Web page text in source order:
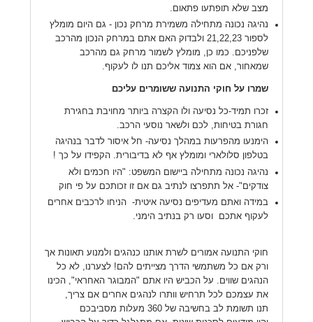
מצב שלא תופתעו פתאום.
נהיגה נכונה מתחילה משמירת מרחק נכון - גם היום מומלץ
לספור 21,22,23 ולבדוק האם אתם במרחק הנכון מהרכב
שלפניכם. כמו כן, מומלץ לשמור מרחק גם מהרכב
שמאחור, אם הוא צמוד אליכם תנו לו לעקוף.
שמרו על חוקי התנועה ששומרים עליכם
זכרו תמיד-כל נסיעה ולו הקצרה ביותר מחויבת בחגירת
חגורת בטיחות, לכם ולשאר נוסעי הרכב.
הימנעו מהפרעות במהלך נסיעה- חל איסור לדבר בנהיגה
בטלפון סלולארי ומומלץ אף לא בדיבורית. הקפידו על כך !
נהיגה נכונה מתחילה ביישום המשפט: "היו חכמים ולא
צודקים"- אל תתפרצו לנתיב גם אם זו זכותכם על פי חוק
במידה ואתם מעדיפים נסיעה איטית- הניחו לרכבים אחרים
לעקוף אתכם וסעו רק בנתיב הימני.
חוקי התנועה אמורים לשרת אותנו כנהגים ולמנוע תאונות אך
ורק אם כל משתמשי הדרך מצייתים להם! לצערנו, לא כל
הנהגים שווים. על הכביש היו אתם "המבוגר האחראי", הכינו
את עצמכם לכל תרחיש וותרו לנהגים אחרים אם צריך,
תנו תשומת לב בחשיבה של 360 מעלות מסביבכם